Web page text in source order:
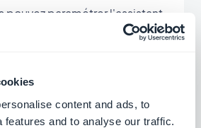
content and ads, to
features and to analyse our traffic.
pouvez paramétrer l'assistant
un style plus créatif et
de gagner du temps tout en
pertinence et l'impact de vos
contenus.